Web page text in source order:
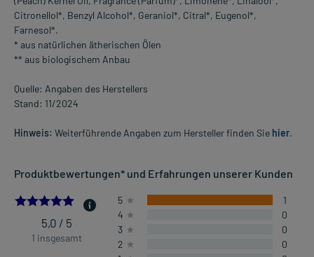
Citronellol*, Benzyl Alcohol*, Geraniol*, Citral*, Eugenol*,
Farnesol*.
* aus natürlichen ätherischen Ölen
** aus biologischem Anbau
Quelle: Angaben des Herstellers
Stand: 11/2024
Hinweis: Weiterführende Angaben zum Hersteller finden Sie hier.
Produktbewertungen* und Erfahrungen unserer Kunden
5.0
5,0 / 5
1 insgesamt
5
1
4
0
3
0
2
0